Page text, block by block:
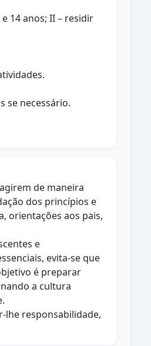
14 anos; II – residir
se necessário.
de maneira
dos princípios e
orientações aos pais,
e
evita-se que
é preparar
a cultura
lhe responsabilidade,